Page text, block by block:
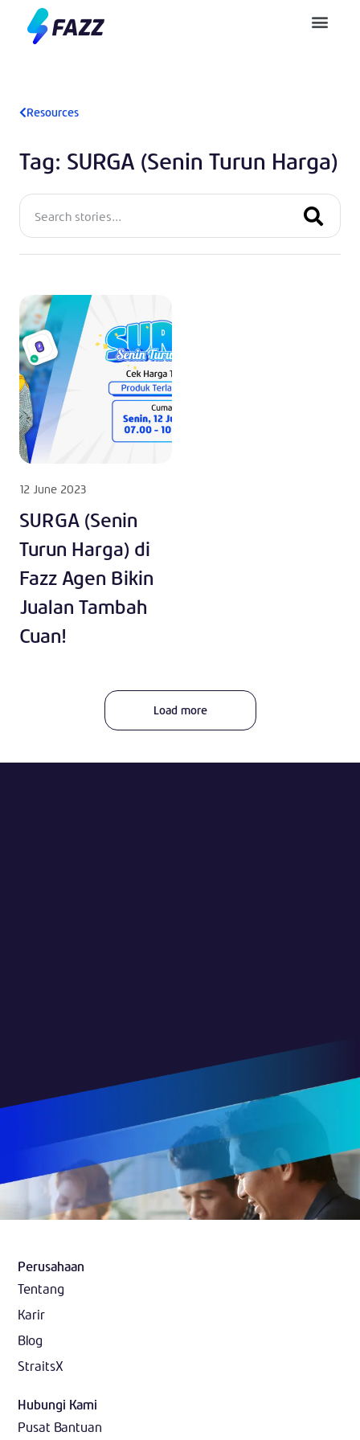
Resources
Tag: SURGA (Senin Turun Harga)
12 June 2023
SURGA (Senin
Turun Harga) di
Fazz Agen Bikin
Jualan Tambah
Cuan!
Load more
Perusahaan
Tentang
Karir
Blog
StraitsX
Hubungi Kami
Pusat Bantuan